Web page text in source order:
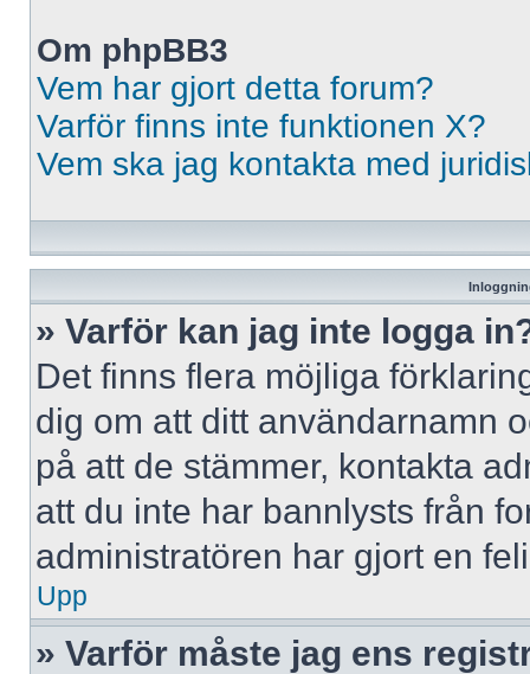
Om phpBB3
Vem har gjort detta forum?
Varför finns inte funktionen X?
Vem ska jag kontakta med
» Varför kan jag inte logga
Det finns flera möjliga
dig om att ditt användarnamn
på att de stämmer, kontakta
att du inte har bannlysts från
administratören har gjort en
Upp
» Varför måste jag ens